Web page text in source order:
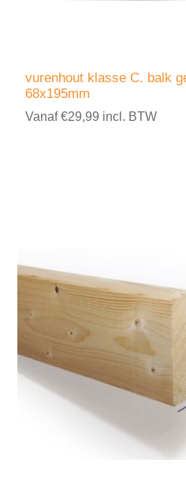
vurenhout klasse C. balk
68x195mm
Vanaf €29,99 incl. BTW